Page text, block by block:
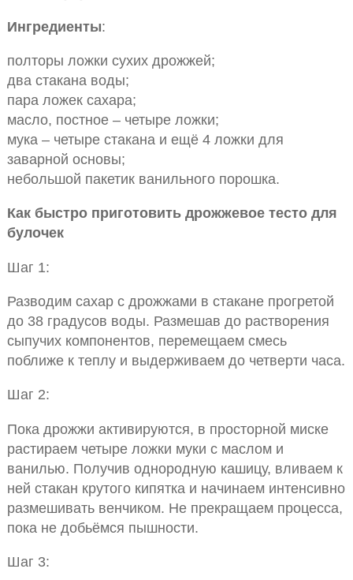
Ингредиенты:
полторы ложки сухих дрожжей;
два стакана воды;
пара ложек сахара;
масло, постное – четыре ложки;
мука – четыре стакана и ещё 4 ложки для
заварной основы;
небольшой пакетик ванильного порошка.
Как быстро приготовить дрожжевое тесто для
булочек
Шаг 1:
Разводим сахар с дрожжами в стакане прогретой
до 38 градусов воды. Размешав до растворения
сыпучих компонентов, перемещаем смесь
поближе к теплу и выдерживаем до четверти часа.
Шаг 2:
Пока дрожжи активируются, в просторной миске
растираем четыре ложки муки с маслом и
ванилью. Получив однородную кашицу, вливаем к
ней стакан крутого кипятка и начинаем интенсивно
размешивать венчиком. Не прекращаем процесса,
пока не добьёмся пышности.
Шаг 3: